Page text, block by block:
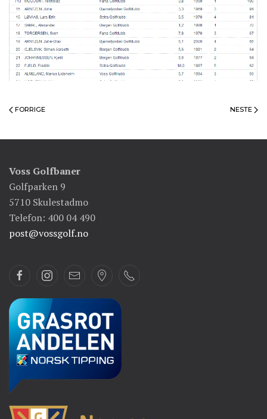
FORRIGE NESTE
Voss Golfbaner
Golfparken 9
5710 Skulestadmo
Telefon: 400 04 490
post@vossgolf.no